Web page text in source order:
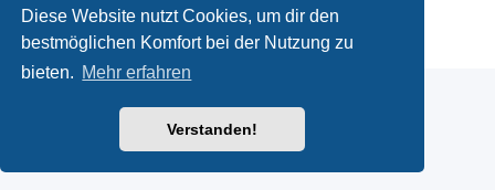
Diese Website nutzt Cookies, um dir den
bestmöglichen Komfort bei der Nutzung zu
bieten. Mehr erfahren
Verstanden!
Powered by phpBB
® Forum Software © phpBB Limited
Deutsche Übersetzung durch
Datenschutz|Nutzungsbedingungen